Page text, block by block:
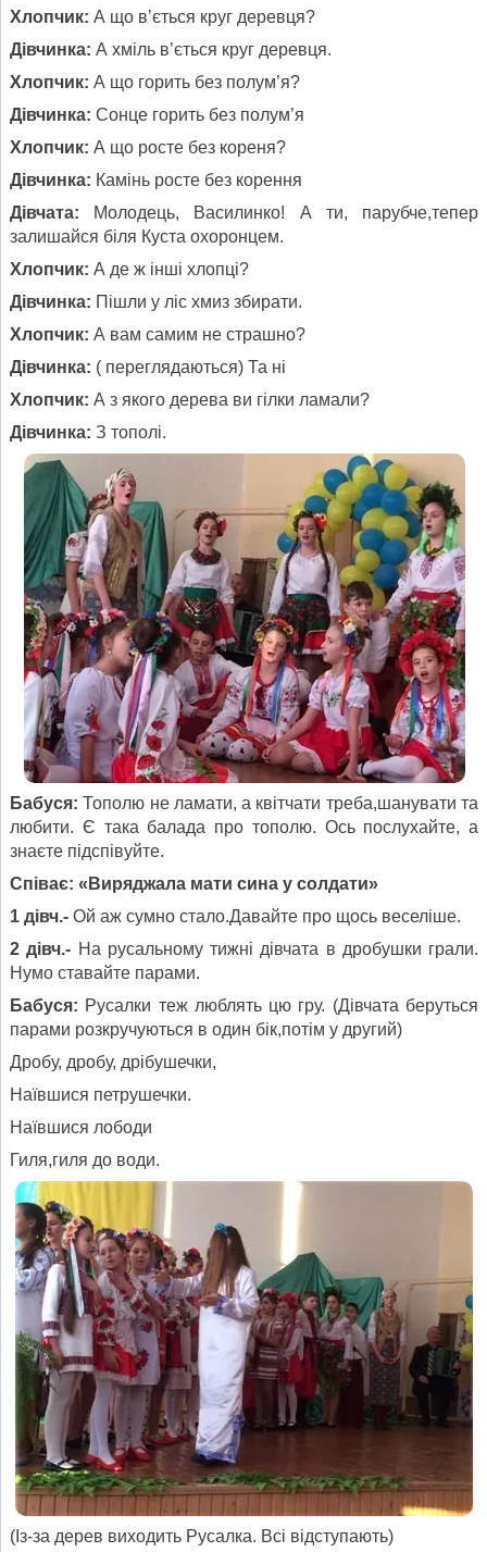
Хлопчик: А що в’ється круг деревця?
Дівчинка: А хміль в’ється круг деревця.
Хлопчик: А що горить без полум’я?
Дівчинка: Сонце горить без полум’я
Хлопчик: А що росте без кореня?
Дівчинка: Камінь росте без корення
Дівчата:
Молодець, Василинко! А ти, парубче,тепер
залишайся біля Куста охоронцем.
Хлопчик: А де ж інші хлопці?
Дівчинка: Пішли у ліс хмиз збирати.
Хлопчик: А вам самим не страшно?
Дівчинка: ( переглядаються) Та ні
Хлопчик: А з якого дерева ви гілки ламали?
Дівчинка: З тополі.
Бабуся:Тополю не ламати, а квітчати треба,шанувати та
любити. Є така балада про тополю. Ось послухайте, а
знаєте підспівуйте.
Співає: «Виряджала мати сина у солдати»
1 дівч.- Ой аж сумно стало.Давайте про щось веселіше.
2 дівч.- На русальному тижні дівчата в дробушки грали.
Нумо ставайте парами.
Бабуся: Русалки теж люблять цю гру. (Дівчата беруться
парами розкручуються в один бік,потім у другий)
Дробу, дробу, дрібушечки,
Наївшися петрушечки.
Наївшися лободи
Гиля,гиля до води.
(Із-за дерев виходить Русалка. Всі відступають)